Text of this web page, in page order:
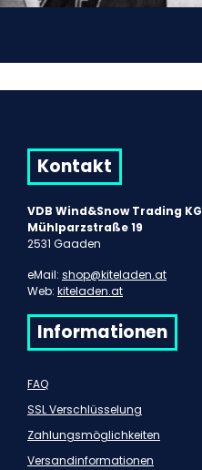
Kontakt
VDB Wind&Snow Trading KG
Mühlparzstraße 19
2531 Gaaden
eMail: shop@kiteladen.at
Web: kiteladen.at
Informationen
FAQ
SSL Verschlüsselung
Zahlungsmöglichkeiten
Versandinformationen